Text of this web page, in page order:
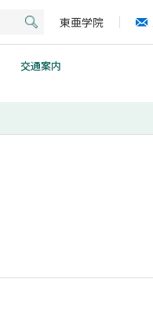
東亜学院
交通案内